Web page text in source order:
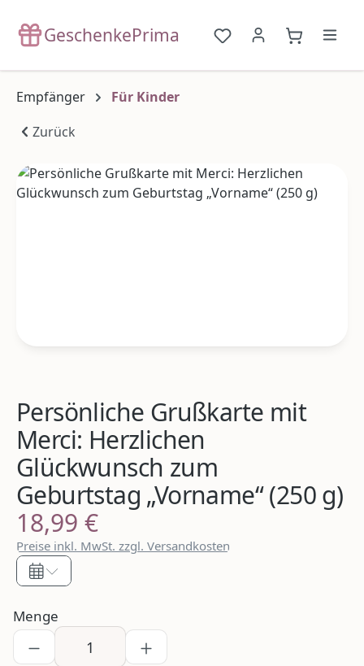
GeschenkePrima
Du hast 0 Produkte
Empfänger
Für Kinder
Zurück
Bildergalerie überspringen
Persönliche Grußkarte mit
Merci: Herzlichen
Glückwunsch zum
Geburtstag „Vorname“ (250 g)
Regulärer Preis:
18,99 €
Preise inkl. MwSt. zzgl. Versandkosten
Menge